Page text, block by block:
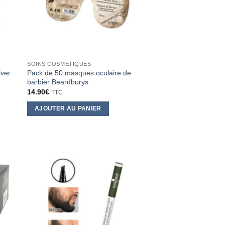
SOINS COSMETIQUES
Pack de 50 masques oculaire de
barbier Beardburys
14.90€ TTC
AJOUTER AU PANIER